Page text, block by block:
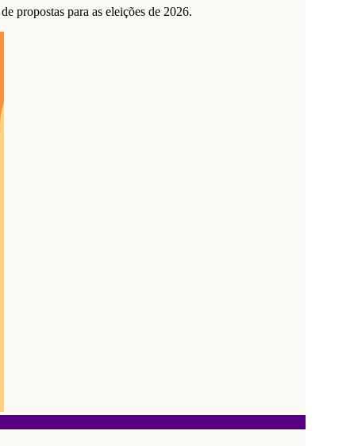
propostas para as eleições de 2026.